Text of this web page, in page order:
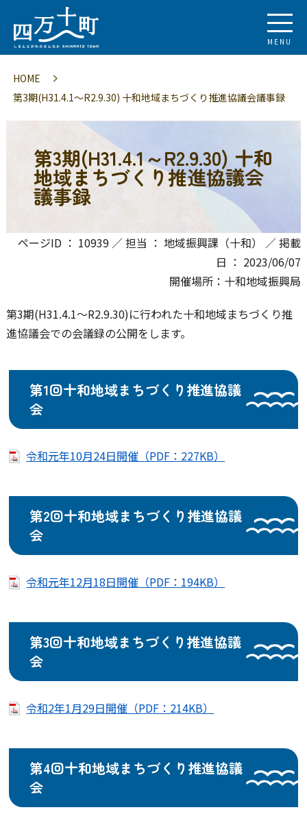
MENU
HOME
第3期(H31.4.1～R2.9.30) 十和地域まちづくり推進協議会議事録
第3期(H31.4.1～R2.9.30) 十和
地域まちづくり推進協議会
議事録
ページID ： 10939 ／ 担当 ： 地域振興課（十和） ／ 掲載
日 ： 2023/06/07
開催場所：十和地域振興局
第3期(H31.4.1～R2.9.30)に行われた十和地域まちづくり推
進協議会での会議録の公開をします。
第1回十和地域まちづくり推進協議
会
令和元年10月24日開催（PDF：227KB）
第2回十和地域まちづくり推進協議
会
令和元年12月18日開催（PDF：194KB）
第3回十和地域まちづくり推進協議
会
令和2年1月29日開催（PDF：214KB）
第4回十和地域まちづくり推進協議
会